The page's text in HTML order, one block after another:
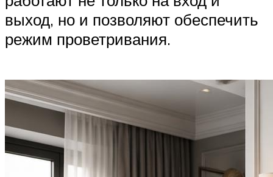
выход, но и позволяют обеспечить
режим проветривания.